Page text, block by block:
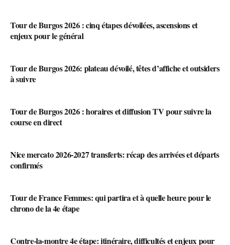
Tour de Burgos 2026 : cinq étapes dévoilées, ascensions et
enjeux pour le général
Tour de Burgos 2026: plateau dévoilé, têtes d’affiche et outsiders
à suivre
Tour de Burgos 2026 : horaires et diffusion TV pour suivre la
course en direct
Nice mercato 2026-2027 transferts: récap des arrivées et départs
confirmés
Tour de France Femmes: qui partira et à quelle heure pour le
chrono de la 4e étape
Contre-la-montre 4e étape: itinéraire, difficultés et enjeux pour